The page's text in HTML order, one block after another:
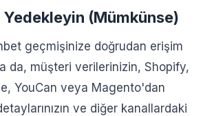
(Mümkünse)
geçmişinize doğrudan erişim
da, müşteri verilerinizin, Shopify,
YouCan veya Magento'dan
ve diğer kanallardaki